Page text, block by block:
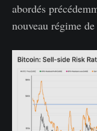
abordés
nouveau régime